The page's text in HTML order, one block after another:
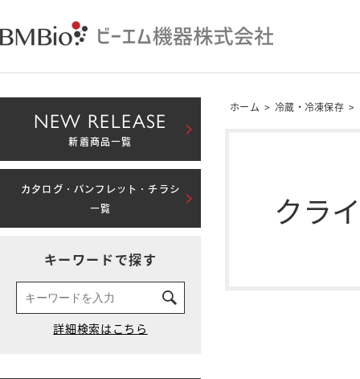
ホーム > 冷蔵・冷凍保存 >
クラ
NEW RELEASE
新着商品一覧
カタログ・パンフレット・チラシ
一覧
キーワードで探す